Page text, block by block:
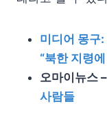
미디어 몽구
“북한 지령
오마이뉴스 –
사람들